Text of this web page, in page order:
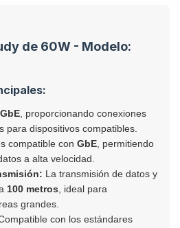
de 60W - Modelo:
GbE, proporcionando conexiones
para dispositivos compatibles.
compatible con GbE, permitiendo
a alta velocidad.
La transmisión de datos y
100 metros, ideal para
grandes.
con los estándares